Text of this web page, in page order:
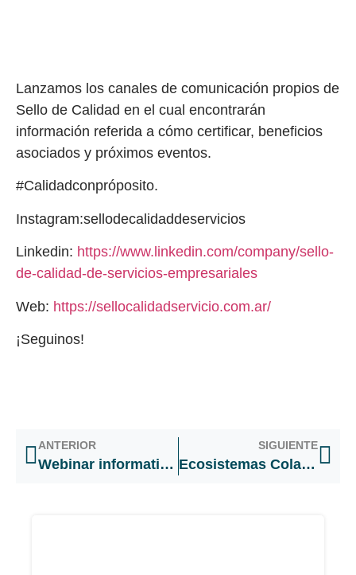
Lanzamos los canales de comunicación propios de
Sello de Calidad en el cual encontrarán
información referida a cómo certificar, beneficios
asociados y próximos eventos.
#Calidadconpróposito.
Instagram:sellodecalidaddeservicios
Linkedin: https://www.linkedin.com/company/sello-
de-calidad-de-servicios-empresariales
Web: https://sellocalidadservicio.com.ar/
¡Seguinos!
ANTERIOR
Webinar informativo para empresas
SIGUIENTE
Ecosistemas Colaborativos como dinamizadores de competitividad.